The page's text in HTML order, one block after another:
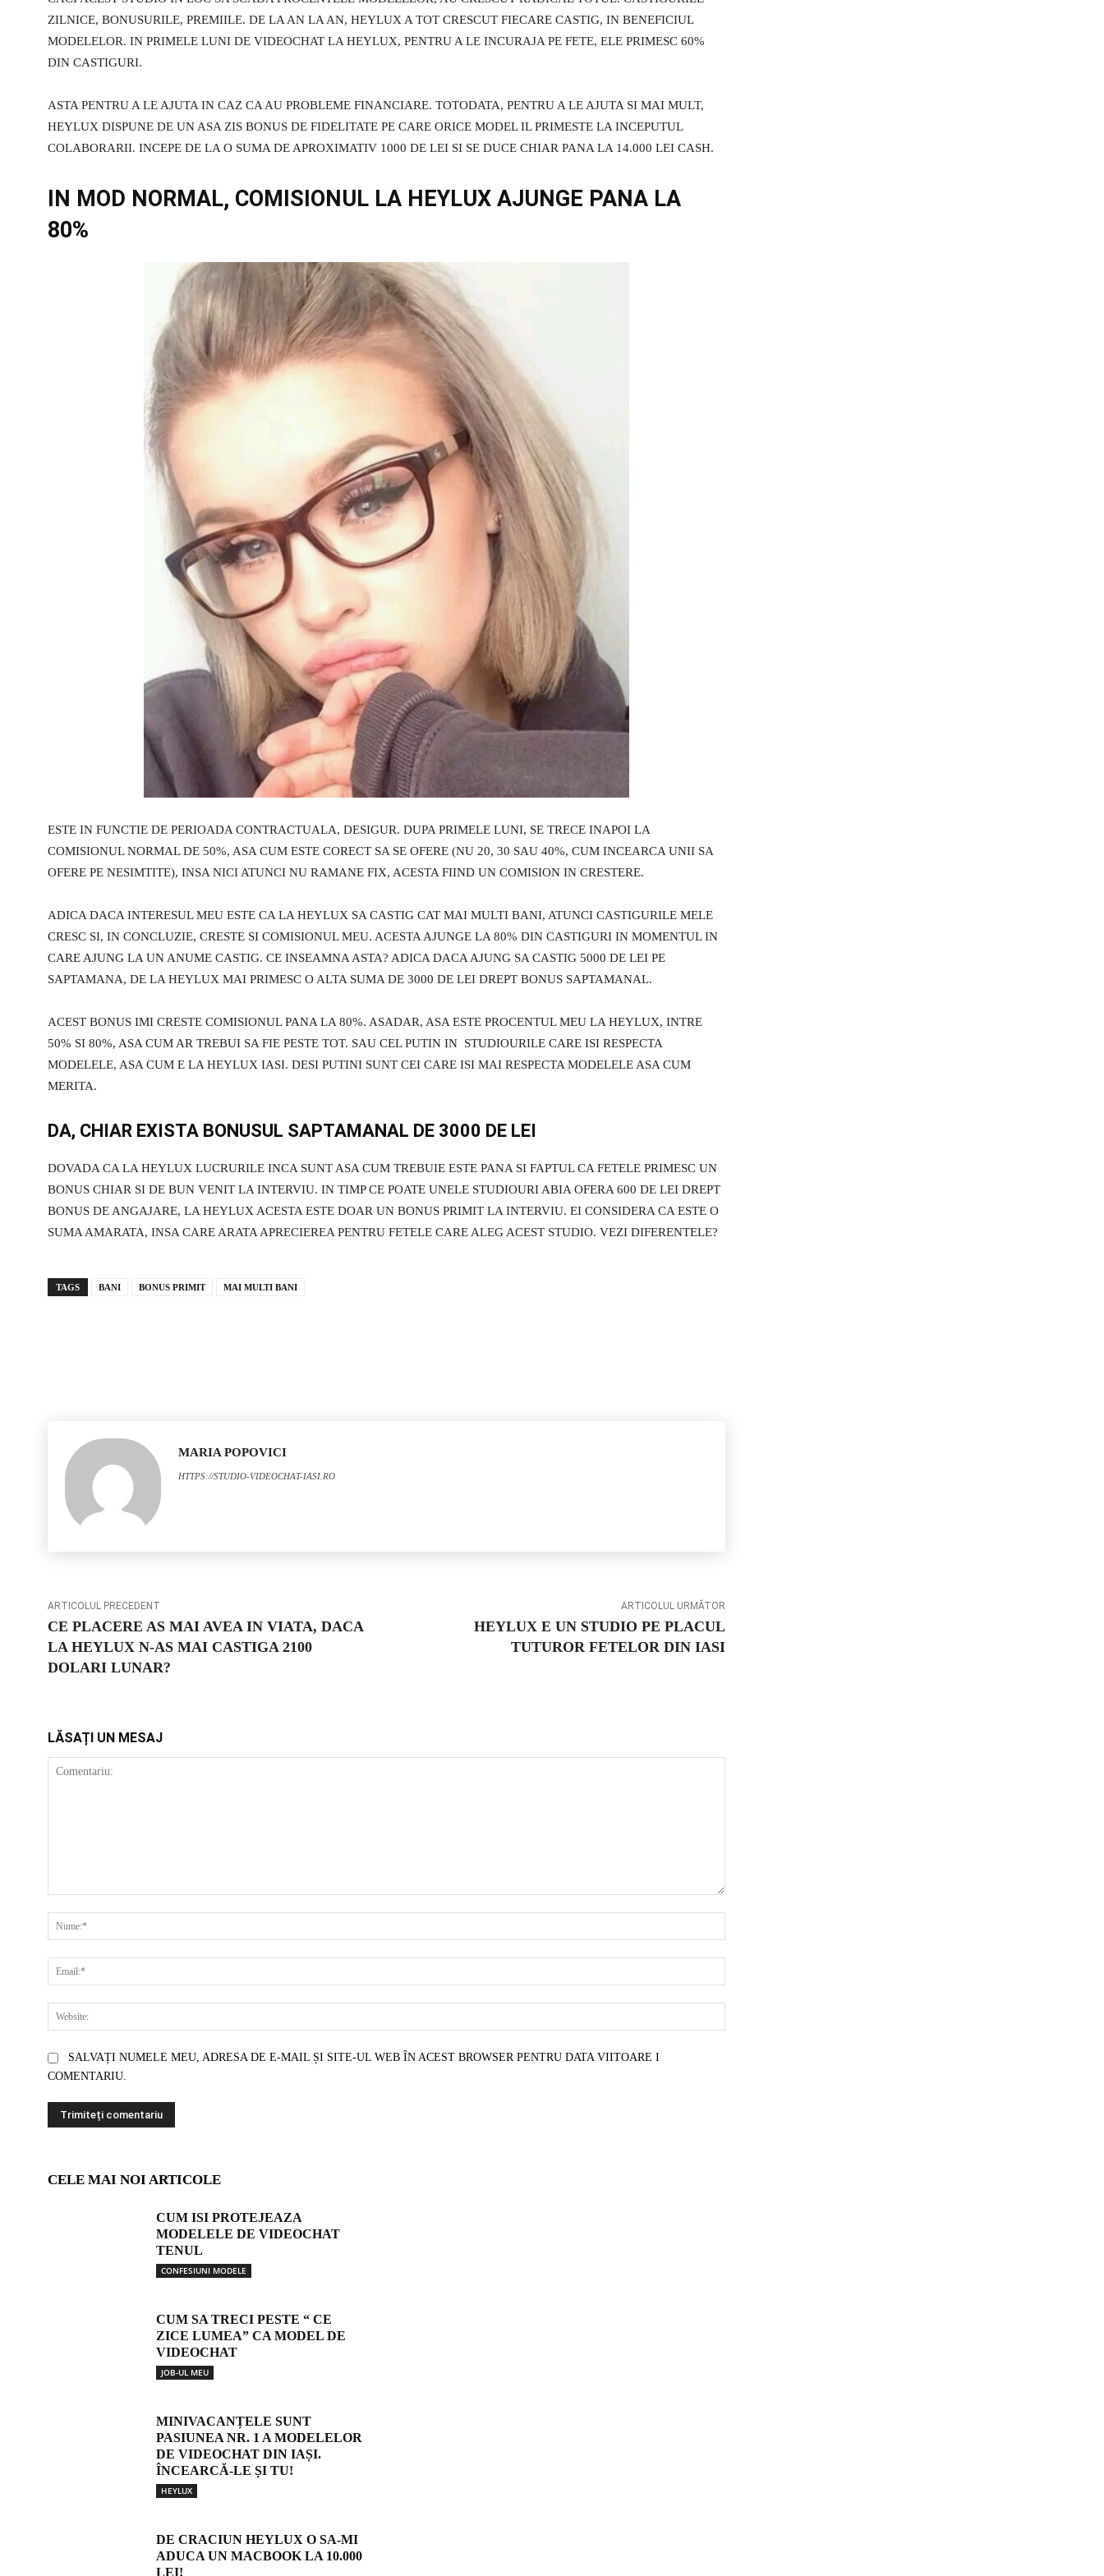
ZILNICE, BONUSURILE, PREMIILE. DE LA AN LA AN, HEYLUX A TOT CRESCUT FIECARE CASTIG, IN BENEFICIUL
MODELELOR. IN PRIMELE LUNI DE VIDEOCHAT LA HEYLUX, PENTRU A LE INCURAJA PE FETE, ELE PRIMESC 60%
DIN CASTIGURI.
ASTA PENTRU A LE AJUTA IN CAZ CA AU PROBLEME FINANCIARE. TOTODATA, PENTRU A LE AJUTA SI MAI MULT,
HEYLUX DISPUNE DE UN ASA ZIS BONUS DE FIDELITATE PE CARE ORICE MODEL IL PRIMESTE LA INCEPUTUL
COLABORARII. INCEPE DE LA O SUMA DE APROXIMATIV 1000 DE LEI SI SE DUCE CHIAR PANA LA 14.000 LEI CASH.
IN MOD NORMAL, COMISIONUL LA HEYLUX AJUNGE PANA LA
80%
ESTE IN FUNCTIE DE PERIOADA CONTRACTUALA, DESIGUR. DUPA PRIMELE LUNI, SE TRECE INAPOI LA
COMISIONUL NORMAL DE 50%, ASA CUM ESTE CORECT SA SE OFERE (NU 20, 30 SAU 40%, CUM INCEARCA UNII SA
OFERE PE NESIMTITE), INSA NICI ATUNCI NU RAMANE FIX, ACESTA FIIND UN COMISION IN CRESTERE.
ADICA DACA INTERESUL MEU ESTE CA LA HEYLUX SA CASTIG CAT MAI MULTI BANI, ATUNCI CASTIGURILE MELE
CRESC SI, IN CONCLUZIE, CRESTE SI COMISIONUL MEU. ACESTA AJUNGE LA 80% DIN CASTIGURI IN MOMENTUL IN
CARE AJUNG LA UN ANUME CASTIG. CE INSEAMNA ASTA? ADICA DACA AJUNG SA CASTIG 5000 DE LEI PE
SAPTAMANA, DE LA HEYLUX MAI PRIMESC O ALTA SUMA DE 3000 DE LEI DREPT BONUS SAPTAMANAL.
ACEST BONUS IMI CRESTE COMISIONUL PANA LA 80%. ASADAR, ASA ESTE PROCENTUL MEU LA HEYLUX, INTRE
50% SI 80%, ASA CUM AR TREBUI SA FIE PESTE TOT. SAU CEL PUTIN IN STUDIOURILE CARE ISI RESPECTA
MODELELE, ASA CUM E LA HEYLUX IASI. DESI PUTINI SUNT CEI CARE ISI MAI RESPECTA MODELELE ASA CUM
MERITA.
DA, CHIAR EXISTA BONUSUL SAPTAMANAL DE 3000 DE LEI
DOVADA CA LA HEYLUX LUCRURILE INCA SUNT ASA CUM TREBUIE ESTE PANA SI FAPTUL CA FETELE PRIMESC UN
BONUS CHIAR SI DE BUN VENIT LA INTERVIU. IN TIMP CE POATE UNELE STUDIOURI ABIA OFERA 600 DE LEI DREPT
BONUS DE ANGAJARE, LA HEYLUX ACESTA ESTE DOAR UN BONUS PRIMIT LA INTERVIU. EI CONSIDERA CA ESTE O
SUMA AMARATA, INSA CARE ARATA APRECIEREA PENTRU FETELE CARE ALEG ACEST STUDIO. VEZI DIFERENTELE?
TAGS BANI BONUS PRIMIT MAI MULTI BANI
MARIA POPOVICI
HTTPS://STUDIO-VIDEOCHAT-IASI.RO
ARTICOLUL PRECEDENT
CE PLACERE AS MAI AVEA IN VIATA, DACA
LA HEYLUX N-AS MAI CASTIGA 2100
DOLARI LUNAR?
ARTICOLUL URMĂTOR
HEYLUX E UN STUDIO PE PLACUL
TUTUROR FETELOR DIN IASI
LĂSAȚI UN MESAJ
SALVAȚI NUMELE MEU, ADRESA DE E-MAIL ȘI SITE-UL WEB ÎN ACEST BROWSER PENTRU DATA VIITOARE I
COMENTARIU.
CELE MAI NOI ARTICOLE
CUM ISI PROTEJEAZA
MODELELE DE VIDEOCHAT
TENUL
CONFESIUNI MODELE
CUM SA TRECI PESTE “ CE
ZICE LUMEA” CA MODEL DE
VIDEOCHAT
JOB-UL MEU
MINIVACANȚELE SUNT
PASIUNEA NR. 1 A MODELELOR
DE VIDEOCHAT DIN IAȘI.
ÎNCEARCĂ-LE ȘI TU!
HEYLUX
DE CRACIUN HEYLUX O SA-MI
ADUCA UN MACBOOK LA 10.000
LEI!